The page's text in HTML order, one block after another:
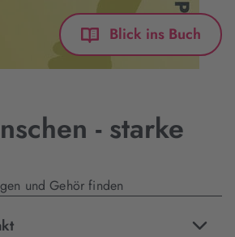
Blick ins Buch
- starke
und Gehör finden